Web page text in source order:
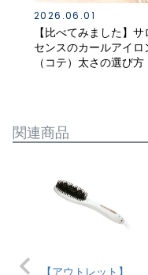
2026.06.01
【比べてみました】サ
センスのカールアイロ
（コテ）太さの選び方
関連商品
【アウトレット】